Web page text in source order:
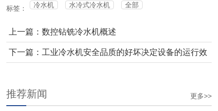
标签： 冷水机 水冷式冷水机 全部
上一篇：数控钻铣冷水机概述
下一篇：工业冷水机安全品质的好坏决定设备的运行效
更多>>
推荐新闻